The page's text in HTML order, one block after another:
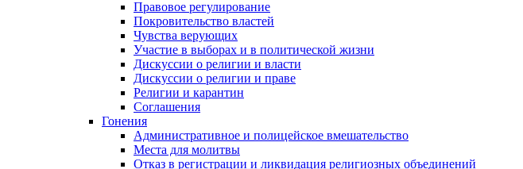
Правовое регулирование
Покровительство властей
Чувства верующих
Участие в выборах и в политической жизни
Дискуссии о религии и власти
Дискуссии о религии и праве
Религии и карантин
Соглашения
Гонения
Административное и полицейское вмешательство
Места для молитвы
Отказ в регистрации и ликвидация религиозных объединений